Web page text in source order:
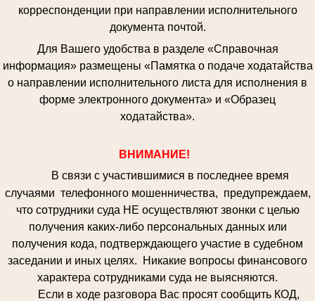
корреспонденции при направлении исполнительного
документа почтой.
Для Вашего удобства в разделе «Справочная
информация» размещены «Памятка о подаче ходатайства
о направлении исполнительного листа для исполнения в
форме электронного документа» и «Образец
ходатайства».
ВНИМАНИЕ!
В связи с участившимися в последнее время
случаями телефонного мошенничества, предупреждаем,
что сотрудники суда НЕ осуществляют звонки с целью
получения каких-либо персональных данных или
получения кода, подтверждающего участие в судебном
заседании и иных целях. Никакие вопросы финансового
характера сотрудниками суда не выясняются.
Если в ходе разговора Вас просят сообщить КОД,